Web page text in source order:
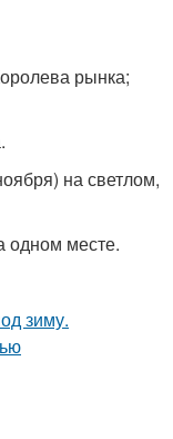
рынка;
на светлом,
одном месте.